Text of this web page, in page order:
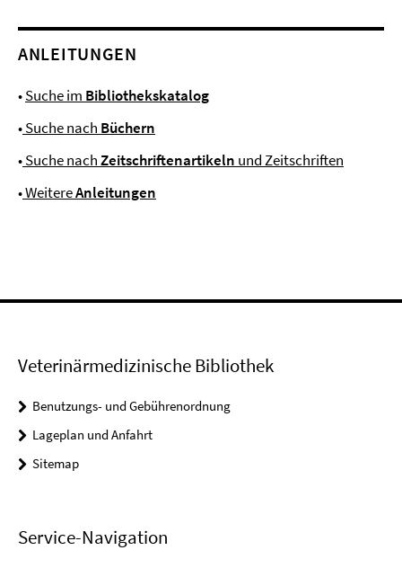
ANLEITUNGEN
•Suche im Bibliothekskatalog
•Suche nach Büchern
•Suche nachZeitschriftenartikeln und Zeitschriften
•WeitereAnleitungen
Veterinärmedizinische Bibliothek
Benutzungs- und Gebührenordnung
Lageplan und Anfahrt
Sitemap
Service-Navigation